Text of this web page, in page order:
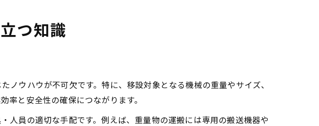
つ知識
ウハウが不可欠です。特に、移設対象となる機械の重量やサイズ、
と安全性の確保につながります。
人員の適切な手配です。例えば、重量物の運搬には専用の搬送機器や